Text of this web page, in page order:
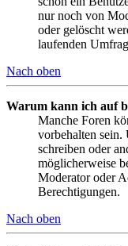
nur noch von
oder gelöscht
laufenden
Nach oben
Warum kann ich auf
Manche Foren
vorbehalten sein.
schreiben oder
möglicherweise
Moderator oder
Berechtigungen.
Nach oben